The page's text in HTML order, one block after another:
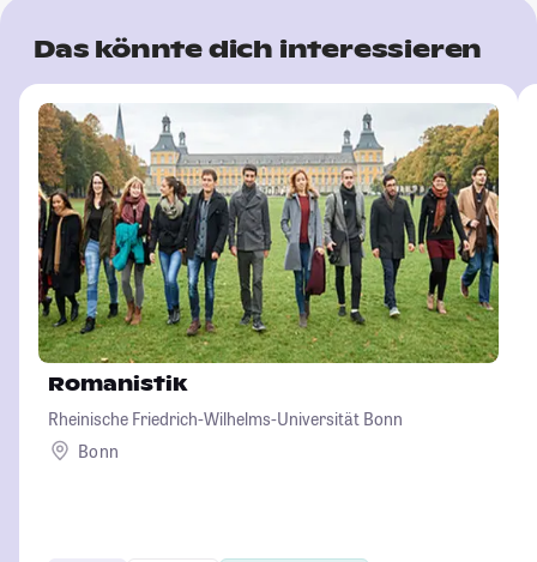
Das könnte dich interessieren
Romanistik
Rheinische Friedrich-Wilhelms-Universität Bonn
Bonn